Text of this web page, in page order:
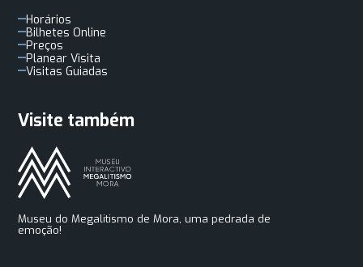
Horários
Bilhetes Online
Preços
Planear Visita
Visitas Guiadas
Visite também
Museu do Megalitismo de Mora, uma pedrada de
emoção!